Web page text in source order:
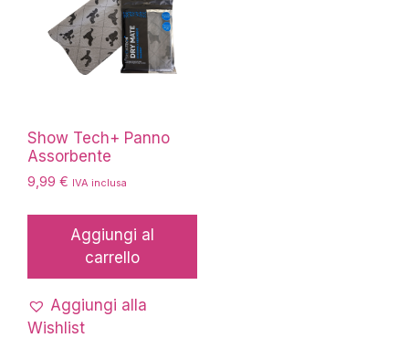
Show Tech+ Panno
Assorbente
9,99 € IVA inclusa
Aggiungi al
carrello
Aggiungi alla
Wishlist